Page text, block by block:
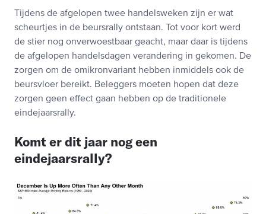
Tijdens de afgelopen twee handelsweken zijn er wat
scheurtjes in de beursrally ontstaan. Tot voor kort werd
de stier nog onverwoestbaar geacht, maar daar is tijdens
de afgelopen handelsdagen verandering in gekomen. De
zorgen om de omikronvariant hebben inmiddels ook de
beursvloer bereikt. Beleggers moeten hopen dat deze
zorgen geen effect gaan hebben op de traditionele
eindejaarsrally.
Komt er dit jaar nog een
eindejaarsrally?